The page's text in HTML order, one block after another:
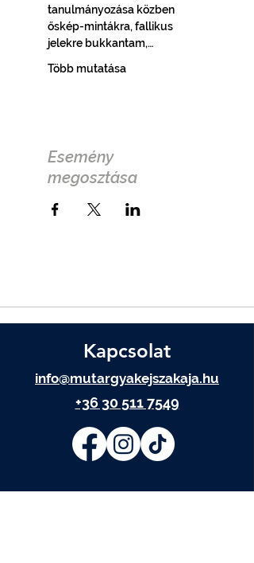
tanulmányozása közben
őskép-mintákra, fallikus
jelekre bukkantam,…
Több mutatása
Esemény
megosztása
Kapcsolat
info@mutargyakejszakaja.hu
+36 30 511 7549